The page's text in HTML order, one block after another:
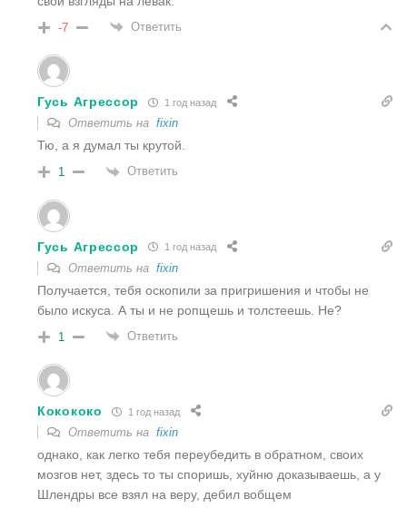
-7 Ответить
Гусь Агрессор 1 год назад
Ответить на fixin
Тю, а я думал ты крутой.
1 Ответить
Гусь Агрессор 1 год назад
Ответить на fixin
Получается, тебя оскопили за пригришения и чтобы не
было искуса. А ты и не ропщешь и толстеешь. Не?
1 Ответить
Кокококо 1 год назад
Ответить на fixin
однако, как легко тебя переубедить в обратном, своих
мозгов нет, здесь то ты споришь, хуйню доказываешь, а у
Шлендры все взял на веру, дебил вобщем